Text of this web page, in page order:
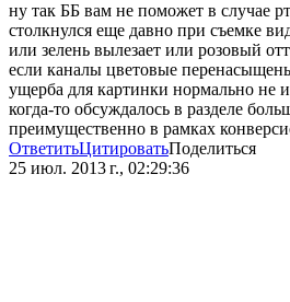
ну так ББ вам не поможет в случае
столкнулся еще давно при съемке
или зелень вылезает или розовый
если каналы цветовые
ущерба для картинки нормально не
когда-то обсуждалось в разделе
преимущественно в рамках
ОтветитьЦитироватьПоделиться
25 июл. 2013 г., 02:29:36